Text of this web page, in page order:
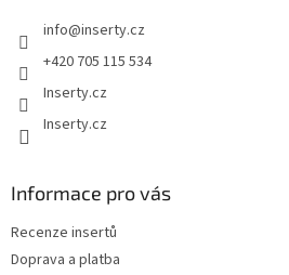
info@inserty.cz
+420 705 115 534
Inserty.cz
Inserty.cz
Informace pro vás
Recenze insertů
Doprava a platba